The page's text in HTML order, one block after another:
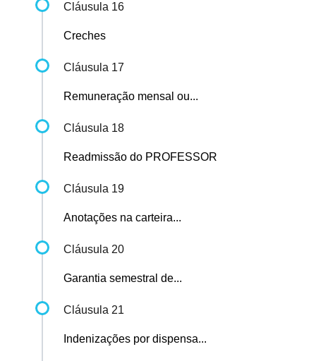
Cláusula 16
Creches
Cláusula 17
Remuneração mensal ou...
Cláusula 18
Readmissão do PROFESSOR
Cláusula 19
Anotações na carteira...
Cláusula 20
Garantia semestral de...
Cláusula 21
Indenizações por dispensa...